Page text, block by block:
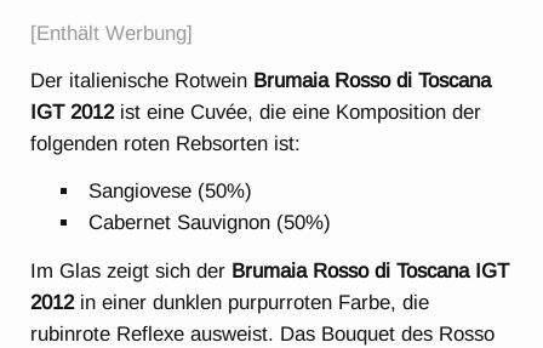
[Enthält Werbung]
Der italienische Rotwein Brumaia Rosso di Toscana
IGT 2012ist eine Cuvée, die eine Komposition der
folgenden roten Rebsorten ist:
Sangiovese (50%)
Cabernet Sauvignon (50%)
Im Glas zeigt sich der Brumaia Rosso di Toscana IGT
2012in einer dunklen purpurroten Farbe, die
rubinrote Reflexe ausweist. Das Bouquet des Rosso